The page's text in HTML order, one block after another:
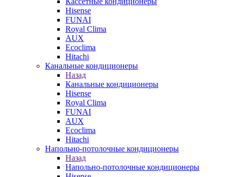
Hisense
FUNAI
Royal Clima
AUX
Ecoclima
Hitachi
Канальные кондиционеры
Назад
Канальные кондиционеры
Hisense
Royal Clima
FUNAI
AUX
Ecoclima
Hitachi
Напольно-потолочные кондиционеры
Назад
Напольно-потолочные кондиционеры